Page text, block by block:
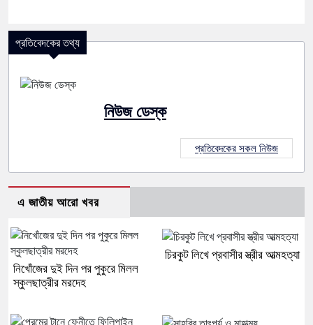
প্রতিবেদকের তথ্য
নিউজ ডেস্ক
প্রতিবেদকের সকল নিউজ
এ জাতীয় আরো খবর
নিখোঁজের দুই দিন পর পুকুরে মিলল
স্কুলছাত্রীর মরদেহ
চিরকুট লিখে প্রবাসীর স্ত্রীর আত্মহত্যা